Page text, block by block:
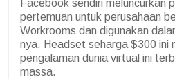
Facebook sendiri meluncurkan
pertemuan untuk perusahaan
Workrooms dan digunakan
nya. Headset seharga $300 ini
pengalaman dunia virtual ini
massa.